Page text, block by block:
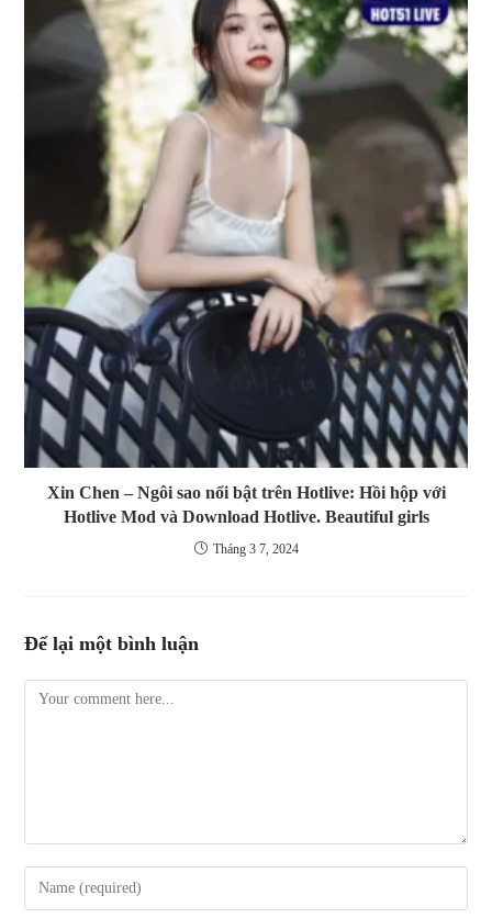
Xin Chen – Ngôi sao nổi bật trên Hotlive: Hồi hộp với
Hotlive Mod và Download Hotlive. Beautiful girls
Tháng 3 7, 2024
Để lại một bình luận
Comment
Enter
your